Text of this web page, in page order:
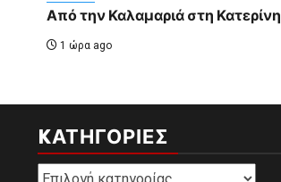
Από την Καλαμαριά στη Κατερίνη
1 ώρα ago
KΑΤΗΓΟΡΊΕΣ
Kατηγορίες